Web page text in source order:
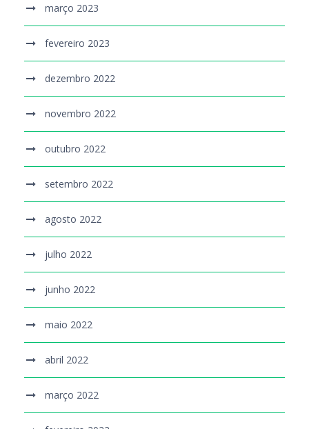
março 2023
fevereiro 2023
dezembro 2022
novembro 2022
outubro 2022
setembro 2022
agosto 2022
julho 2022
junho 2022
maio 2022
abril 2022
março 2022